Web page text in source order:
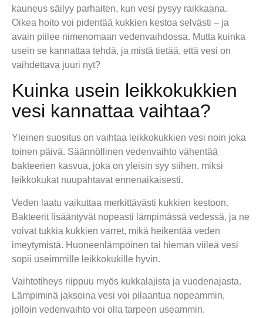
kauneus säilyy parhaiten, kun vesi pysyy raikkaana.
Oikea hoito voi pidentää kukkien kestoa selvästi – ja
avain piilee nimenomaan vedenvaihdossa. Mutta kuinka
usein se kannattaa tehdä, ja mistä tietää, että vesi on
vaihdettava juuri nyt?
Kuinka usein leikkokukkien
vesi kannattaa vaihtaa?
Yleinen suositus on vaihtaa leikkokukkien vesi noin joka
toinen päivä. Säännöllinen vedenvaihto vähentää
bakteerien kasvua, joka on yleisin syy siihen, miksi
leikkokukat nuupahtavat ennenaikaisesti.
Veden laatu vaikuttaa merkittävästi kukkien kestoon.
Bakteerit lisääntyvät nopeasti lämpimässä vedessä, ja ne
voivat tukkia kukkien varret, mikä heikentää veden
imeytymistä. Huoneenlämpöinen tai hieman viileä vesi
sopii useimmille leikkokukille hyvin.
Vaihtotiheys riippuu myös kukkalajista ja vuodenajasta.
Lämpiminä jaksoina vesi voi pilaantua nopeammin,
jolloin vedenvaihto voi olla tarpeen useammin.